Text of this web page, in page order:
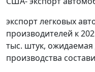
экспорт легковых
производителей к
тыс. штук,
производства